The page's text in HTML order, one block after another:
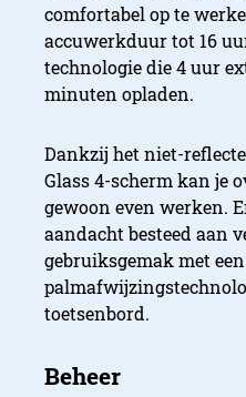
comfortabel op te
accuwerkduur tot 16
technologie die 4 uur
minuten opladen.
Dankzij het niet-
Glass 4-scherm kan je
gewoon even werken.
aandacht besteed aan
gebruiksgemak met
toetsenbord.